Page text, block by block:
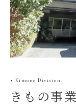
● Kimono Division
きもの事